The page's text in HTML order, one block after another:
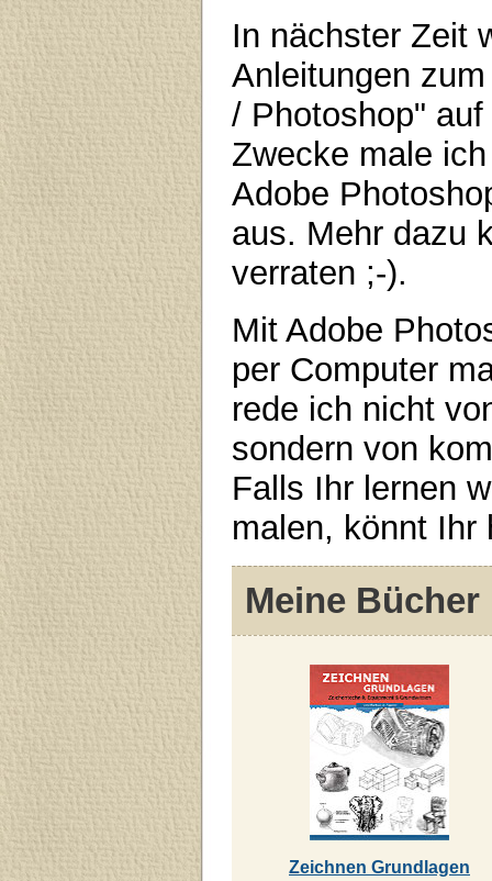
In nächster Zeit
Anleitungen
/ Photoshop"
Zwecke male
Adobe
aus. Mehr dazu
verraten ;-).
Mit Adobe
per Computer
rede ich nicht
sondern von
Falls Ihr lernen
malen, könnt Ihr
Meine
Zeichnen Grundlagen